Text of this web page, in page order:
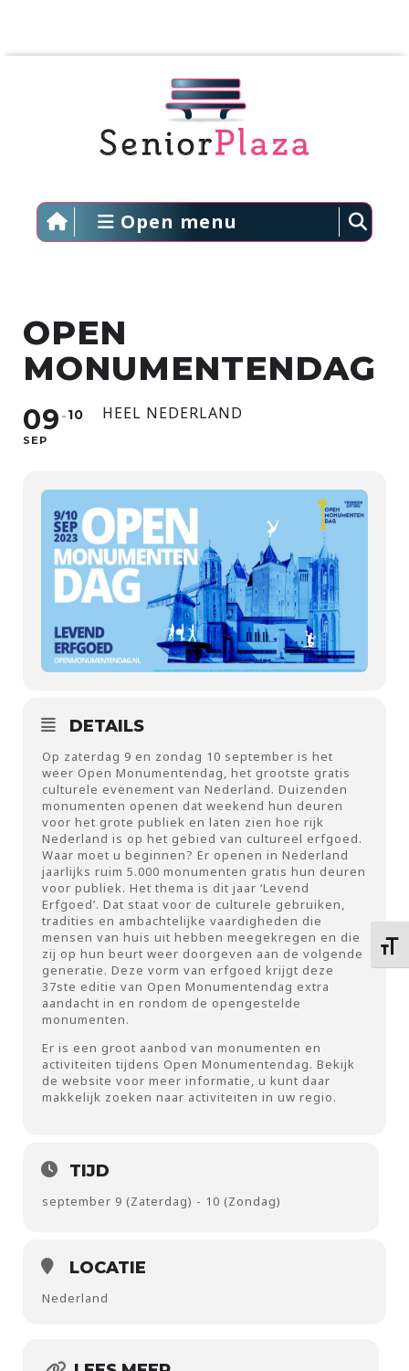
Open menu
OPEN
MONUMENTENDAG
09
SEP
10 HEEL NEDERLAND
DETAILS
Op zaterdag 9 en zondag 10 september is het
weer Open Monumentendag, het grootste gratis
culturele evenement van Nederland. Duizenden
monumenten openen dat weekend hun deuren
voor het grote publiek en laten zien hoe rijk
Nederland is op het gebied van cultureel erfgoed.
Waar moet u beginnen? Er openen in Nederland
jaarlijks ruim 5.000 monumenten gratis hun deuren
voor publiek. Het thema is dit jaar ‘Levend
Erfgoed’. Dat staat voor de culturele gebruiken,
tradities en ambachtelijke vaardigheden die
mensen van huis uit hebben meegekregen en die
zij op hun beurt weer doorgeven aan de volgende
generatie. Deze vorm van erfgoed krijgt deze
37ste editie van Open Monumentendag extra
aandacht in en rondom de opengestelde
monumenten.
Er is een groot aanbod van monumenten en
activiteiten tijdens Open Monumentendag. Bekijk
de website voor meer informatie, u kunt daar
makkelijk zoeken naar activiteiten in uw regio.
TIJD
september 9 (Zaterdag) - 10 (Zondag)
LOCATIE
Nederland